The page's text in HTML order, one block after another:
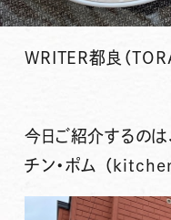
WRITER都良（
今日ご紹介するの
チン・ポム （